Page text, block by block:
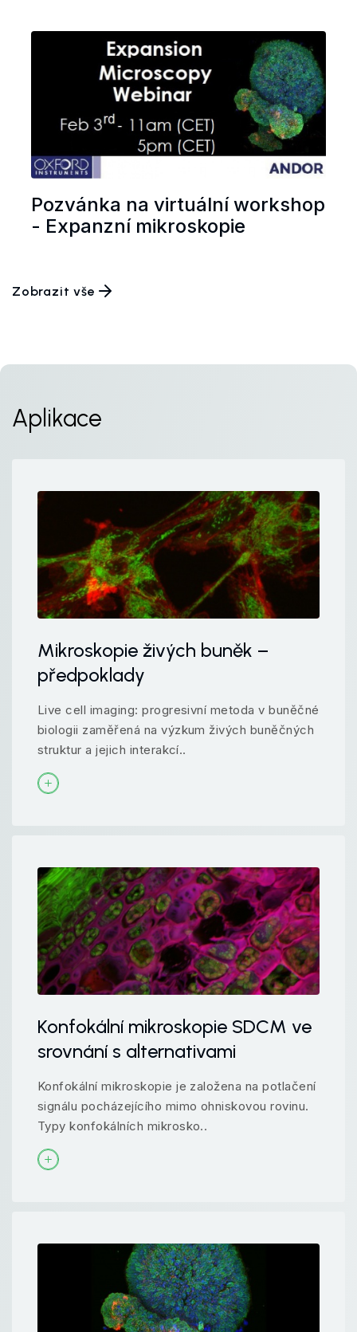
Pozvánka na virtuální workshop
- Expanzní mikroskopie
Zobrazit vše
Aplikace
Mikroskopie živých buněk –
předpoklady
Live cell imaging: progresivní metoda v buněčné
biologii zaměřená na výzkum živých buněčných
struktur a jejich interakcí..
Konfokální mikroskopie SDCM ve
srovnání s alternativami
Konfokální mikroskopie je založena na potlačení
signálu pocházejícího mimo ohniskovou rovinu.
Typy konfokálních mikrosko..